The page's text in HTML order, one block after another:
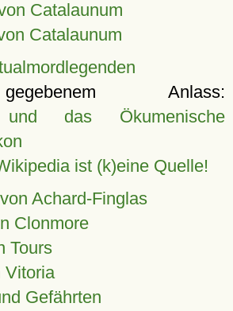
Catalaunum
Catalaunum
Anlass:
und das Ökumenische
ist (k)eine Quelle!
Achard-Finglas
Clonmore
Tours
Vitoria
Gefährten